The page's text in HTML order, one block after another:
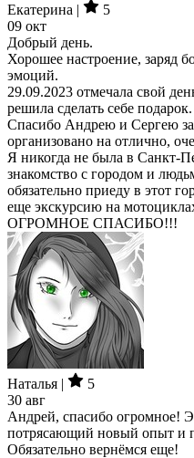
Екатерина |
5
09 окт
Добрый день.
Хорошее настроение, заряд
эмоций.
29.09.2023 отмечала свой
решила сделать себе подарок.
Спасибо Андрею и Сергею
организовано на отлично,
Я никогда не была в Санкт-
знакомство с городом и
обязательно приеду в этот
еще экскурсию на
ОГРОМНОЕ СПАСИБО!!!
Наталья |
5
30 авг
Андрей, спасибо огромное!
потрясающий новый опыт и
Обязательно вернёмся еще!